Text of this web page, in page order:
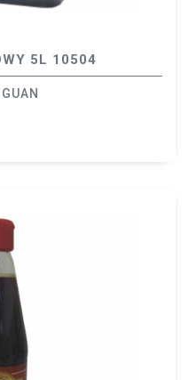
5L 10504